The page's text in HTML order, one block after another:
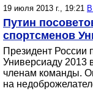
19 июля 2013 г., 19:21
Путин
спортсменов
Президент России
Универсиаду 2013
членам команды.
на